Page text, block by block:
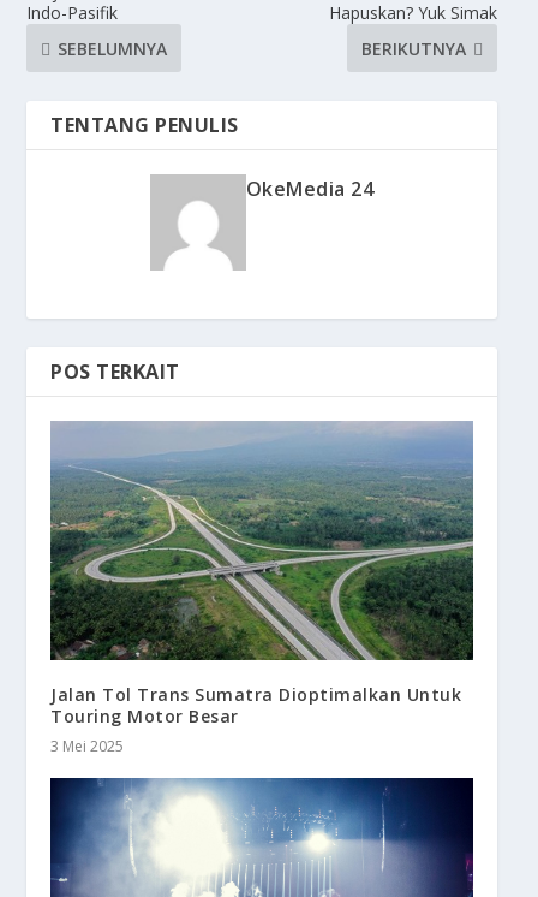
Indo-Pasifik
SEBELUMNYA
Hapuskan? Yuk Simak
BERIKUTNYA
TENTANG PENULIS
OkeMedia 24
POS TERKAIT
Jalan Tol Trans Sumatra Dioptimalkan Untuk
Touring Motor Besar
3 Mei 2025